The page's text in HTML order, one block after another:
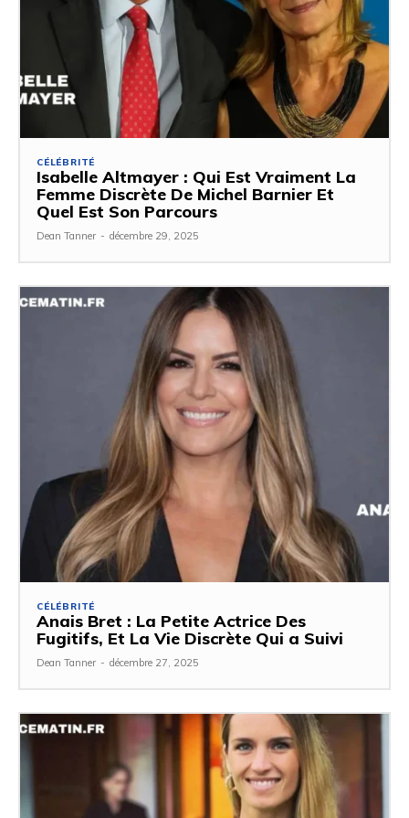
CÉLÉBRITÉ
Isabelle Altmayer : Qui Est Vraiment La
Femme Discrète De Michel Barnier Et
Quel Est Son Parcours
Dean Tanner - décembre 29, 2025
CÉLÉBRITÉ
Anais Bret : La Petite Actrice Des
Fugitifs, Et La Vie Discrète Qui a Suivi
Dean Tanner - décembre 27, 2025